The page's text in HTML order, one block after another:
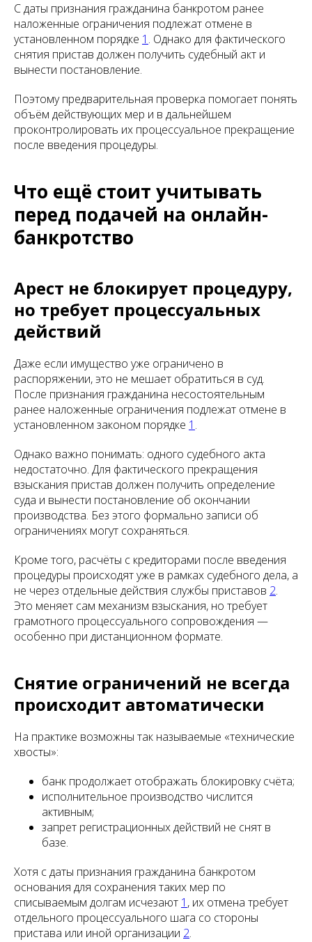
С даты признания гражданина банкротом ранее
наложенные ограничения подлежат отмене в
установленном порядке 1 . Однако для фактического
снятия пристав должен получить судебный акт и
вынести постановление.
Поэтому предварительная проверка помогает понять
объём действующих мер и в дальнейшем
проконтролировать их процессуальное прекращение
после введения процедуры.
Что ещё стоит учитывать
перед подачей на онлайн-
банкротство
Арест не блокирует процедуру,
но требует процессуальных
действий
Даже если имущество уже ограничено в
распоряжении, это не мешает обратиться в суд.
После признания гражданина несостоятельным
ранее наложенные ограничения подлежат отмене в
установленном законом порядке 1 .
Однако важно понимать: одного судебного акта
недостаточно. Для фактического прекращения
взыскания пристав должен получить определение
суда и вынести постановление об окончании
производства. Без этого формально записи об
ограничениях могут сохраняться.
Кроме того, расчёты с кредиторами после введения
процедуры происходят уже в рамках судебного дела, а
не через отдельные действия службы приставов 2.
Это меняет сам механизм взыскания, но требует
грамотного процессуального сопровождения —
особенно при дистанционном формате.
Снятие ограничений не всегда
происходит автоматически
На практике возможны так называемые «технические
хвосты»:
банк продолжает отображать блокировку счёта;
исполнительное производство числится
активным;
запрет регистрационных действий не снят в
базе.
Хотя с даты признания гражданина банкротом
основания для сохранения таких мер по
списываемым долгам исчезают 1 , их отмена требует
отдельного процессуального шага со стороны
пристава или иной организации 2.